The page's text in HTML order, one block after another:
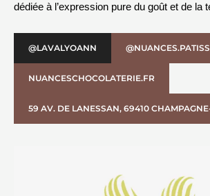
dédiée à l’expression pure du goût et de la
@LAVALYOANN
NUANCESCHOCOLATERIE.FR
59 AV. DE LANESSAN, 69410